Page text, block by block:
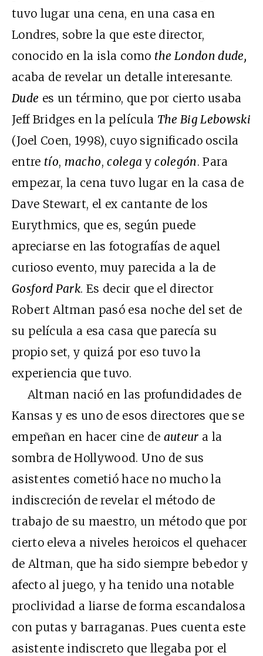
tuvo lugar una cena, en una casa en
Londres, sobre la que este director,
conocido en la isla como the London dude,
acaba de revelar un detalle interesante.
Dude es un término, que por cierto usaba
Jeff Bridges en la película The Big Lebowski
(Joel Coen, 1998), cuyo significado oscila
entre tío, macho,colega ycolegón. Para
empezar, la cena tuvo lugar en la casa de
Dave Stewart, el ex cantante de los
Eurythmics, que es, según puede
apreciarse en las fotografías de aquel
curioso evento, muy parecida a la de
Gosford Park. Es decir que el director
Robert Altman pasó esa noche del set de
su película a esa casa que parecía su
propio set, y quizá por eso tuvo la
experiencia que tuvo.
Altman nació en las profundidades de
Kansas y es uno de esos directores que se
empeñan en hacer cine de auteur a la
sombra de Hollywood. Uno de sus
asistentes cometió hace no mucho la
indiscreción de revelar el método de
trabajo de su maestro, un método que por
cierto eleva a niveles heroicos el quehacer
de Altman, que ha sido siempre bebedor y
afecto al juego, y ha tenido una notable
proclividad a liarse de forma escandalosa
con putas y barraganas. Pues cuenta este
asistente indiscreto que llegaba por el